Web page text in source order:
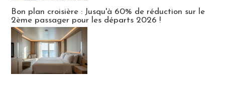
Bon plan croisière : Jusqu'à 60% de réduction sur le
2ème passager pour les départs 2026 !